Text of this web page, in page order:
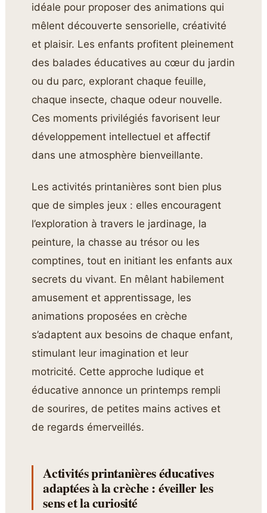
idéale pour proposer des animations qui
mêlent découverte sensorielle, créativité
et plaisir. Les enfants profitent pleinement
des balades éducatives au cœur du jardin
ou du parc, explorant chaque feuille,
chaque insecte, chaque odeur nouvelle.
Ces moments privilégiés favorisent leur
développement intellectuel et affectif
dans une atmosphère bienveillante.
Les activités printanières sont bien plus
que de simples jeux : elles encouragent
l’exploration à travers le jardinage, la
peinture, la chasse au trésor ou les
comptines, tout en initiant les enfants aux
secrets du vivant. En mêlant habilement
amusement et apprentissage, les
animations proposées en crèche
s’adaptent aux besoins de chaque enfant,
stimulant leur imagination et leur
motricité. Cette approche ludique et
éducative annonce un printemps rempli
de sourires, de petites mains actives et
de regards émerveillés.
Activités printanières éducatives
adaptées à la crèche : éveiller les
sens et la curiosité